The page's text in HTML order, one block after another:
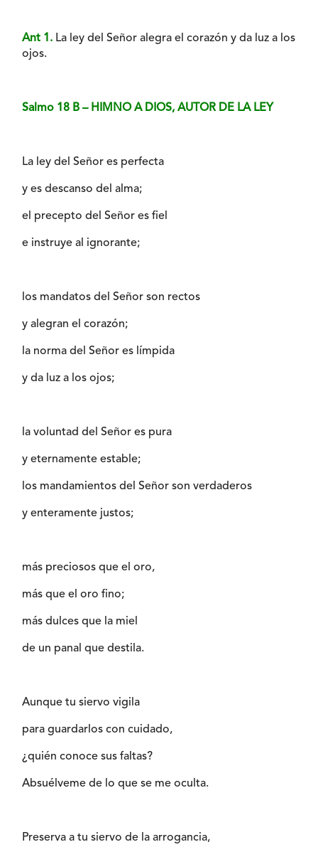
Ant 1. La ley del Señor alegra el corazón y da luz a los
ojos.
Salmo 18 B – HIMNO A DIOS, AUTOR DE LA LEY
La ley del Señor es perfecta
y es descanso del alma;
el precepto del Señor es fiel
e instruye al ignorante;
los mandatos del Señor son rectos
y alegran el corazón;
la norma del Señor es límpida
y da luz a los ojos;
la voluntad del Señor es pura
y eternamente estable;
los mandamientos del Señor son verdaderos
y enteramente justos;
más preciosos que el oro,
más que el oro fino;
más dulces que la miel
de un panal que destila.
Aunque tu siervo vigila
para guardarlos con cuidado,
¿quién conoce sus faltas?
Absuélveme de lo que se me oculta.
Preserva a tu siervo de la arrogancia,